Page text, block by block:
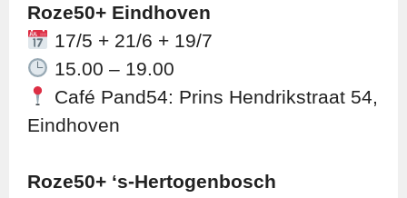
Roze50+ Eindhoven
17/5 + 21/6 + 19/7
15.00 – 19.00
Café Pand54: Prins Hendrikstraat 54,
Eindhoven
Roze50+ ‘s-Hertogenbosch